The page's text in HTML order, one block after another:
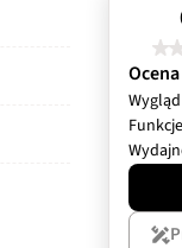
Wygląd
Funkcje